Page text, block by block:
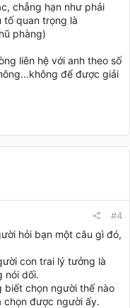
chẳng hạn như phải
tố quan trọng là
phàng)
liên hệ với anh theo số
để được giải
#4
hỏi bạn một câu gì đó,
con trai lý tưởng là
nói dối.
biết chọn người thế nào
chọn được người ấy.